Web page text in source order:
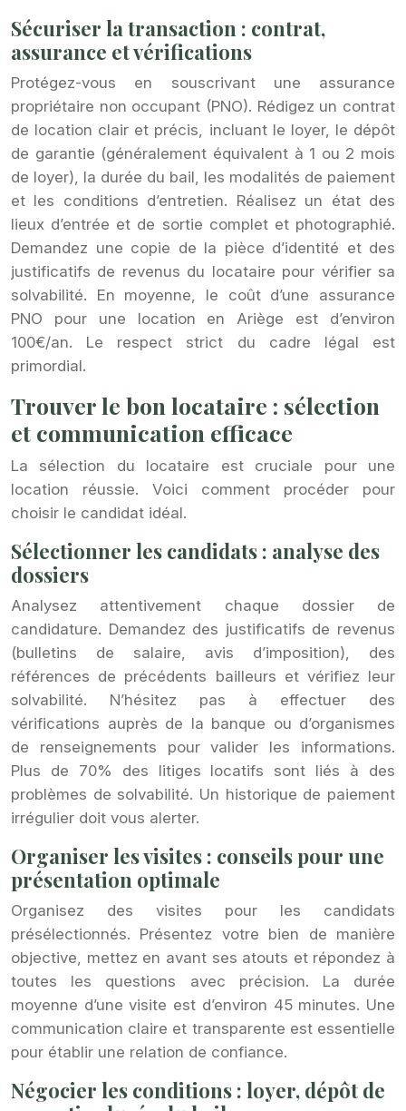
Sécuriser la transaction : contrat,
assurance et vérifications
Protégez-vous en souscrivant une assurance
propriétaire non occupant (PNO). Rédigez un contrat
de location clair et précis, incluant le loyer, le dépôt
de garantie (généralement équivalent à 1 ou 2 mois
de loyer), la durée du bail, les modalités de paiement
et les conditions d’entretien. Réalisez un état des
lieux d’entrée et de sortie complet et photographié.
Demandez une copie de la pièce d’identité et des
justificatifs de revenus du locataire pour vérifier sa
solvabilité. En moyenne, le coût d’une assurance
PNO pour une location en Ariège est d’environ
100€/an. Le respect strict du cadre légal est
primordial.
Trouver le bon locataire : sélection
et communication efficace
La sélection du locataire est cruciale pour une
location réussie. Voici comment procéder pour
choisir le candidat idéal.
Sélectionner les candidats : analyse des
dossiers
Analysez attentivement chaque dossier de
candidature. Demandez des justificatifs de revenus
(bulletins de salaire, avis d’imposition), des
références de précédents bailleurs et vérifiez leur
solvabilité. N’hésitez pas à effectuer des
vérifications auprès de la banque ou d’organismes
de renseignements pour valider les informations.
Plus de 70% des litiges locatifs sont liés à des
problèmes de solvabilité. Un historique de paiement
irrégulier doit vous alerter.
Organiser les visites : conseils pour une
présentation optimale
Organisez des visites pour les candidats
présélectionnés. Présentez votre bien de manière
objective, mettez en avant ses atouts et répondez à
toutes les questions avec précision. La durée
moyenne d’une visite est d’environ 45 minutes. Une
communication claire et transparente est essentielle
pour établir une relation de confiance.
Négocier les conditions : loyer, dépôt de